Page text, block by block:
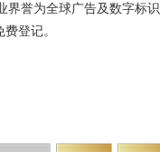
界誉为全球广告及数字标识
费登记。